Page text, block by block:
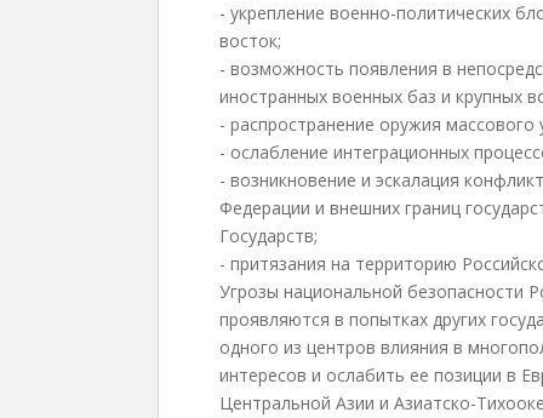
- укрепление военно-политических
восток;
- возможность появления в
иностранных военных баз и крупных
- распространение оружия
- ослабление интеграционных
- возникновение и эскалация
Федерации и внешних границ
Государств;
- притязания на территорию
Угрозы национальной безопасности
проявляются в попытках других
одного из центров влияния в
интересов и ослабить ее позиции в
Центральной Азии и Азиатско-